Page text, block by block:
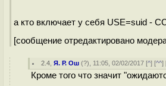
а кто включает у себя USE=suid -
[сообщение отредактировано
2.4 ,Я. Р. Ош (?), 11:05, 02/02/2017 [^] [^^]
Кроме того что значит